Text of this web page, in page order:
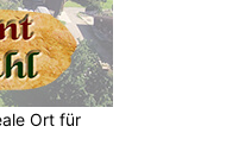
Ort für